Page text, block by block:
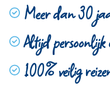
Meer dan 30
Altijd
100% veilig